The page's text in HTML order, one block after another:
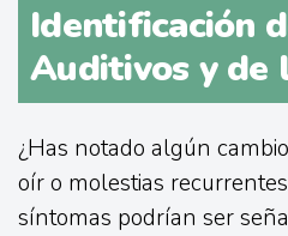
Identificación
Auditivos y de
¿Has notado algún
oír o molestias
síntomas podrían ser